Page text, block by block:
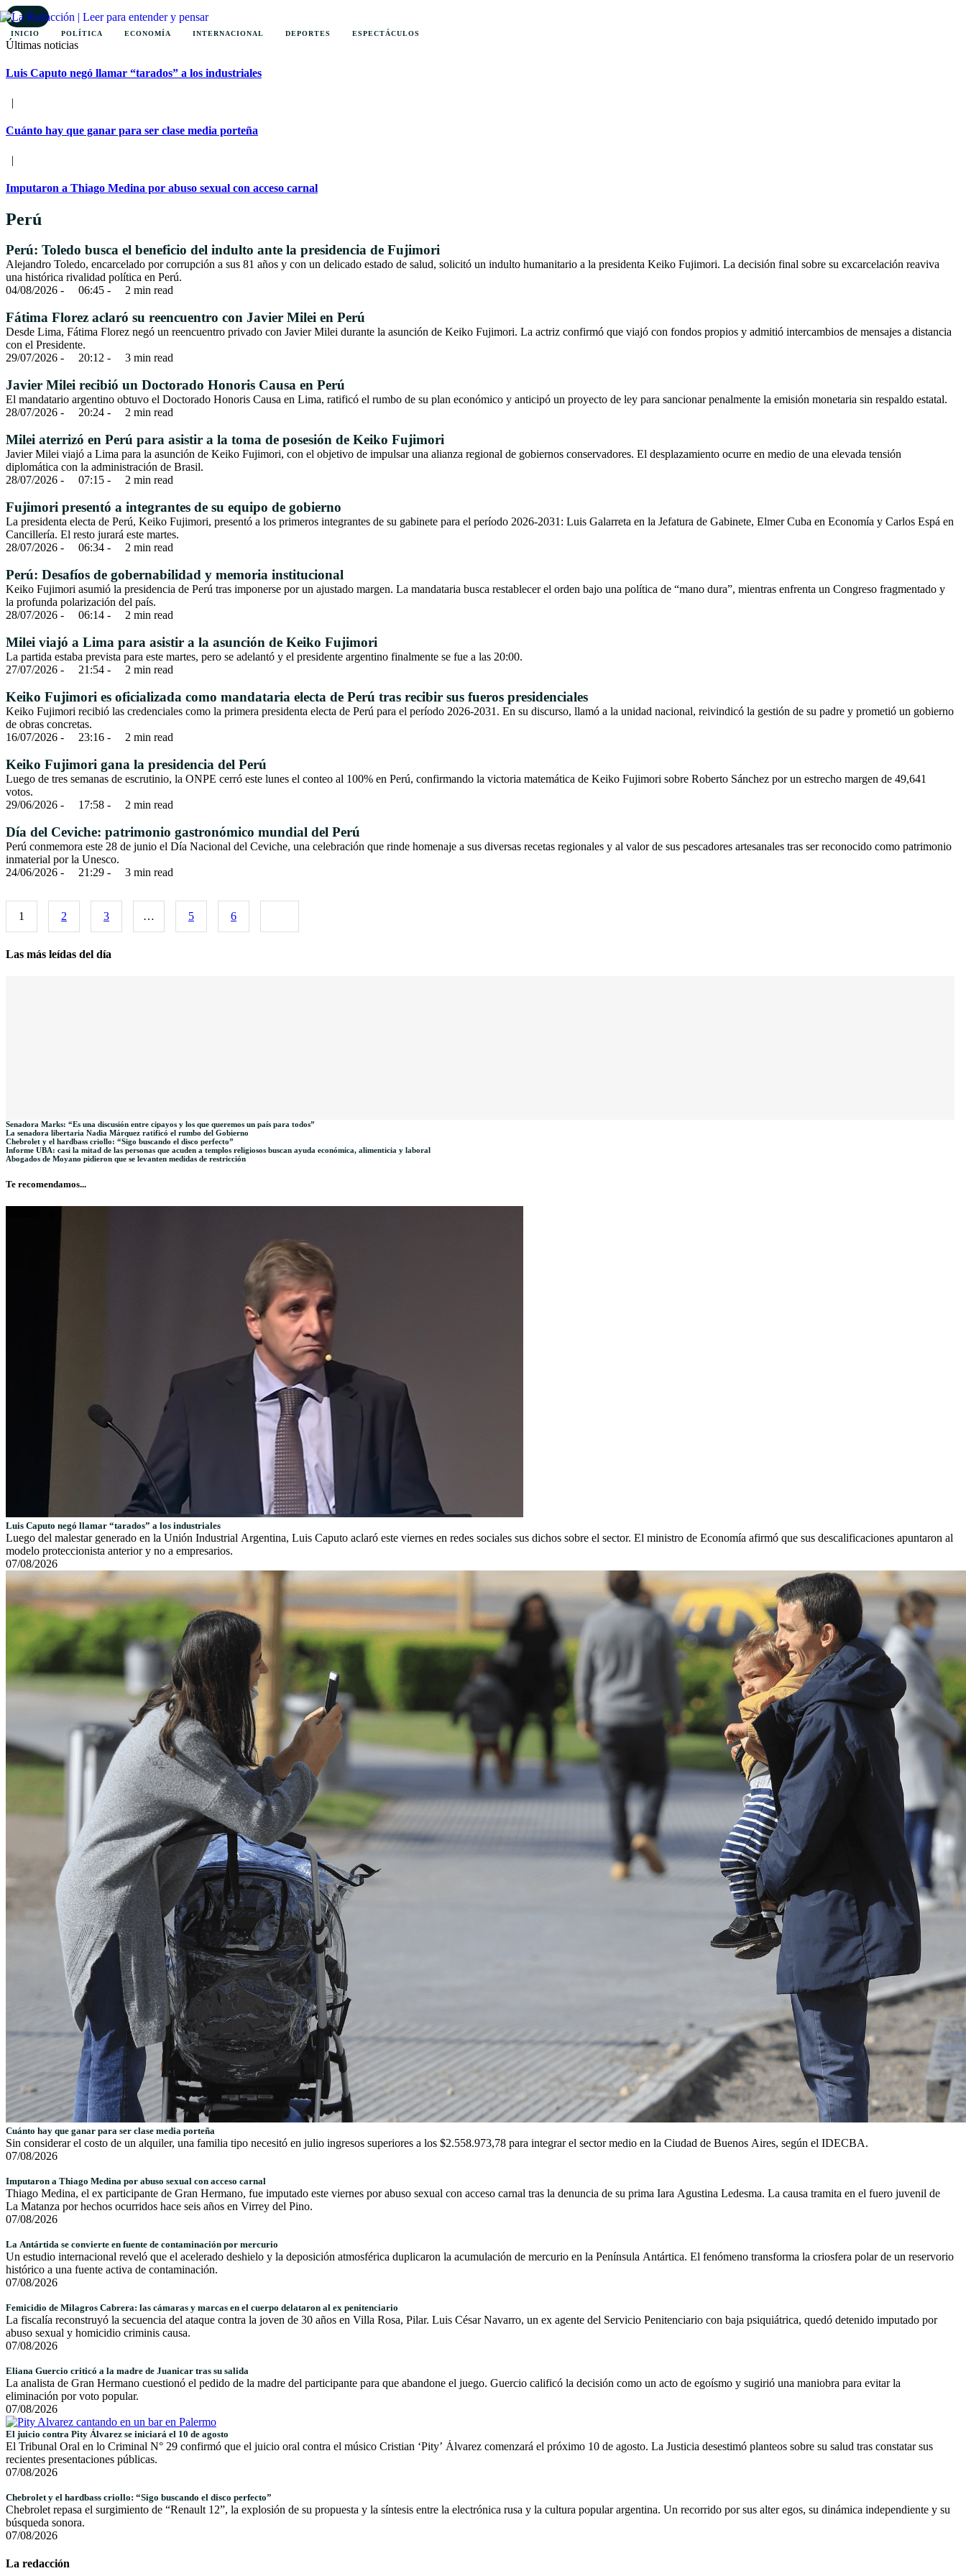
DARK
INICIO POLÍTICA ECONOMÍA INTERNACIONAL DEPORTES ESPECTÁCULOS
Últimas noticias
Luis Caputo negó llamar “tarados” a los industriales
|
Cuánto hay que ganar para ser clase media porteña
|
Imputaron a Thiago Medina por abuso sexual con acceso carnal
Perú
Perú: Toledo busca el beneficio del indulto ante la presidencia de Fujimori
Alejandro Toledo, encarcelado por corrupción a sus 81 años y con un delicado estado de salud, solicitó un indulto humanitario a la presidenta Keiko Fujimori. La decisión final sobre su excarcelación reaviva
una histórica rivalidad política en Perú.
04/08/2026 - 06:45 - 2 min read
Fátima Florez aclaró su reencuentro con Javier Milei en Perú
Desde Lima, Fátima Florez negó un reencuentro privado con Javier Milei durante la asunción de Keiko Fujimori. La actriz confirmó que viajó con fondos propios y admitió intercambios de mensajes a distancia
con el Presidente.
29/07/2026 - 20:12 - 3 min read
Javier Milei recibió un Doctorado Honoris Causa en Perú
El mandatario argentino obtuvo el Doctorado Honoris Causa en Lima, ratificó el rumbo de su plan económico y anticipó un proyecto de ley para sancionar penalmente la emisión monetaria sin respaldo estatal.
28/07/2026 - 20:24 - 2 min read
Milei aterrizó en Perú para asistir a la toma de posesión de Keiko Fujimori
Javier Milei viajó a Lima para la asunción de Keiko Fujimori, con el objetivo de impulsar una alianza regional de gobiernos conservadores. El desplazamiento ocurre en medio de una elevada tensión
diplomática con la administración de Brasil.
28/07/2026 - 07:15 - 2 min read
Fujimori presentó a integrantes de su equipo de gobierno
La presidenta electa de Perú, Keiko Fujimori, presentó a los primeros integrantes de su gabinete para el período 2026-2031: Luis Galarreta en la Jefatura de Gabinete, Elmer Cuba en Economía y Carlos Espá en
Cancillería. El resto jurará este martes.
28/07/2026 - 06:34 - 2 min read
Perú: Desafíos de gobernabilidad y memoria institucional
Keiko Fujimori asumió la presidencia de Perú tras imponerse por un ajustado margen. La mandataria busca restablecer el orden bajo una política de “mano dura”, mientras enfrenta un Congreso fragmentado y
la profunda polarización del país.
28/07/2026 - 06:14 - 2 min read
Milei viajó a Lima para asistir a la asunción de Keiko Fujimori
La partida estaba prevista para este martes, pero se adelantó y el presidente argentino finalmente se fue a las 20:00.
27/07/2026 - 21:54 - 2 min read
Keiko Fujimori es oficializada como mandataria electa de Perú tras recibir sus fueros presidenciales
Keiko Fujimori recibió las credenciales como la primera presidenta electa de Perú para el período 2026-2031. En su discurso, llamó a la unidad nacional, reivindicó la gestión de su padre y prometió un gobierno
de obras concretas.
16/07/2026 - 23:16 - 2 min read
Keiko Fujimori gana la presidencia del Perú
Luego de tres semanas de escrutinio, la ONPE cerró este lunes el conteo al 100% en Perú, confirmando la victoria matemática de Keiko Fujimori sobre Roberto Sánchez por un estrecho margen de 49,641
votos.
29/06/2026 - 17:58 - 2 min read
Día del Ceviche: patrimonio gastronómico mundial del Perú
Perú conmemora este 28 de junio el Día Nacional del Ceviche, una celebración que rinde homenaje a sus diversas recetas regionales y al valor de sus pescadores artesanales tras ser reconocido como patrimonio
inmaterial por la Unesco.
24/06/2026 - 21:29 - 3 min read
1 2 3 … 5 6
Las más leídas del día
Senadora Marks: “Es una discusión entre cipayos y los que queremos un país para todos”
La senadora libertaria Nadia Márquez ratificó el rumbo del Gobierno
Chebrolet y el hardbass criollo: “Sigo buscando el disco perfecto”
Informe UBA: casi la mitad de las personas que acuden a templos religiosos buscan ayuda económica, alimenticia y laboral
Abogados de Moyano pidieron que se levanten medidas de restricción
Te recomendamos...​
Luis Caputo negó llamar “tarados” a los industriales
Luego del malestar generado en la Unión Industrial Argentina, Luis Caputo aclaró este viernes en redes sociales sus dichos sobre el sector. El ministro de Economía afirmó que sus descalificaciones apuntaron al
modelo proteccionista anterior y no a empresarios.
07/08/2026
Cuánto hay que ganar para ser clase media porteña
Sin considerar el costo de un alquiler, una familia tipo necesitó en julio ingresos superiores a los $2.558.973,78 para integrar el sector medio en la Ciudad de Buenos Aires, según el IDECBA.
07/08/2026
Imputaron a Thiago Medina por abuso sexual con acceso carnal
Thiago Medina, el ex participante de Gran Hermano, fue imputado este viernes por abuso sexual con acceso carnal tras la denuncia de su prima Iara Agustina Ledesma. La causa tramita en el fuero juvenil de
La Matanza por hechos ocurridos hace seis años en Virrey del Pino.
07/08/2026
La Antártida se convierte en fuente de contaminación por mercurio
Un estudio internacional reveló que el acelerado deshielo y la deposición atmosférica duplicaron la acumulación de mercurio en la Península Antártica. El fenómeno transforma la criosfera polar de un reservorio
histórico a una fuente activa de contaminación.
07/08/2026
Femicidio de Milagros Cabrera: las cámaras y marcas en el cuerpo delataron al ex penitenciario
La fiscalía reconstruyó la secuencia del ataque contra la joven de 30 años en Villa Rosa, Pilar. Luis César Navarro, un ex agente del Servicio Penitenciario con baja psiquiátrica, quedó detenido imputado por
abuso sexual y homicidio criminis causa.
07/08/2026
Eliana Guercio criticó a la madre de Juanicar tras su salida
La analista de Gran Hermano cuestionó el pedido de la madre del participante para que abandone el juego. Guercio calificó la decisión como un acto de egoísmo y sugirió una maniobra para evitar la
eliminación por voto popular.
07/08/2026
El juicio contra Pity Álvarez se iniciará el 10 de agosto
El Tribunal Oral en lo Criminal N° 29 confirmó que el juicio oral contra el músico Cristian ‘Pity’ Álvarez comenzará el próximo 10 de agosto. La Justicia desestimó planteos sobre su salud tras constatar sus
recientes presentaciones públicas.
07/08/2026
Chebrolet y el hardbass criollo: “Sigo buscando el disco perfecto”
Chebrolet repasa el surgimiento de “Renault 12”, la explosión de su propuesta y la síntesis entre la electrónica rusa y la cultura popular argentina. Un recorrido por sus alter egos, su dinámica independiente y su
búsqueda sonora.
07/08/2026
La redacción